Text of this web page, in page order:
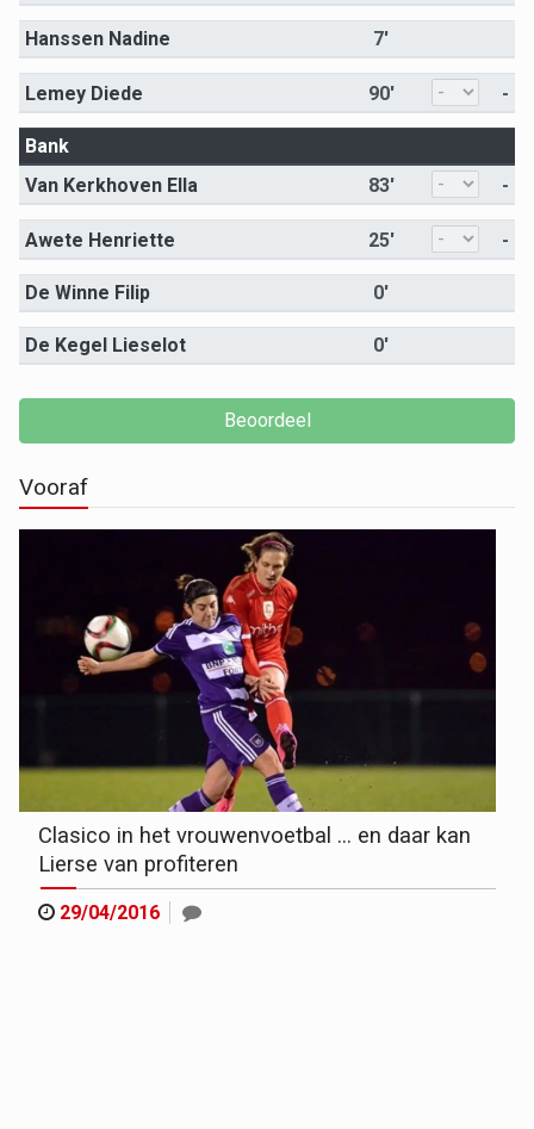
Hanssen Nadine 7'
Lemey Diede 90' -
Bank
Van Kerkhoven Ella
83' -
Awete Henriette 25' -
De Winne Filip 0'
De Kegel Lieselot 0'
Vooraf
Clasico in het vrouwenvoetbal ... en daar kan
Lierse van profiteren
29/04/2016